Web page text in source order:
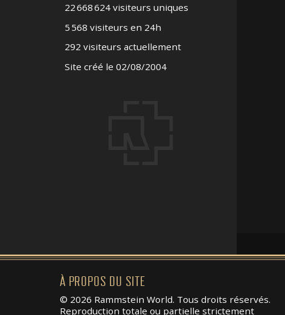
22 668 624 visiteurs uniques
5 568 visiteurs en 24h
292 visiteurs actuellement
Site créé le 02/08/2004
À PROPOS DU SITE
© 2026 Rammstein World. Tous droits réservés.
Reproduction totale ou partielle strictement